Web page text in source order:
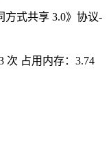
方式共享 3.0》协议-
次 占用内存：3.74